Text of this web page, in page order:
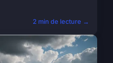
2 min de lecture →